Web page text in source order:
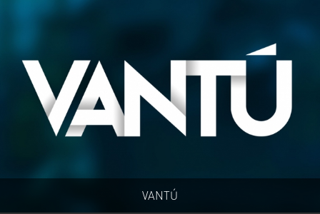
VANTÚ